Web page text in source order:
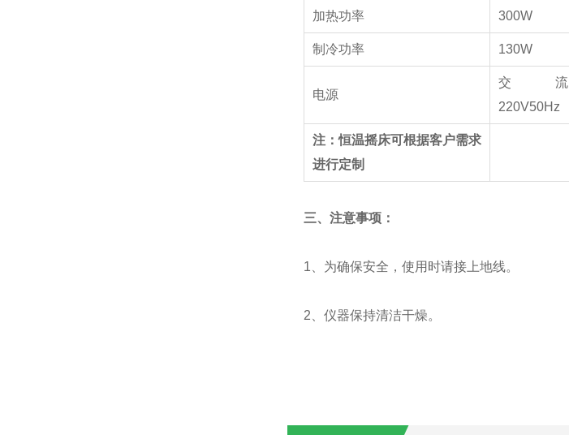
加热功率 300W
制冷功率 130W
电源
交流
220V50Hz
注：恒温摇床可根据客户需求
进行定制
三、注意事项：
1、为确保安全，使用时请接上地线。
2、仪器保持清洁干燥。